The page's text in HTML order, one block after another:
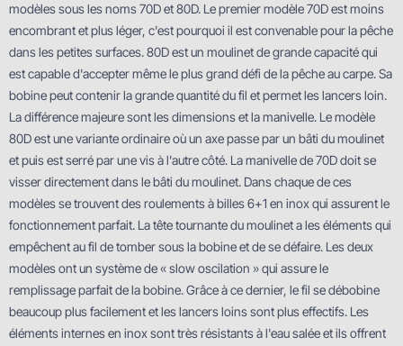
modèles sous les noms 70D et 80D. Le premier modèle 70D est moins
encombrant et plus léger, c'est pourquoi il est convenable pour la pêche
dans les petites surfaces. 80D est un moulinet de grande capacité qui
est capable d'accepter même le plus grand défi de la pêche au carpe. Sa
bobine peut contenir la grande quantité du fil et permet les lancers loin.
La différence majeure sont les dimensions et la manivelle. Le modèle
80D est une variante ordinaire où un axe passe par un bâti du moulinet
et puis est serré par une vis à l'autre côté. La manivelle de 70D doit se
visser directement dans le bâti du moulinet. Dans chaque de ces
modèles se trouvent des roulements à billes 6+1 en inox qui assurent le
fonctionnement parfait. La tête tournante du moulinet a les éléments qui
empêchent au fil de tomber sous la bobine et de se défaire. Les deux
modèles ont un système de « slow oscilation » qui assure le
remplissage parfait de la bobine. Grâce à ce dernier, le fil se débobine
beaucoup plus facilement et les lancers loins sont plus effectifs. Les
éléments internes en inox sont très résistants à l'eau salée et ils offrent